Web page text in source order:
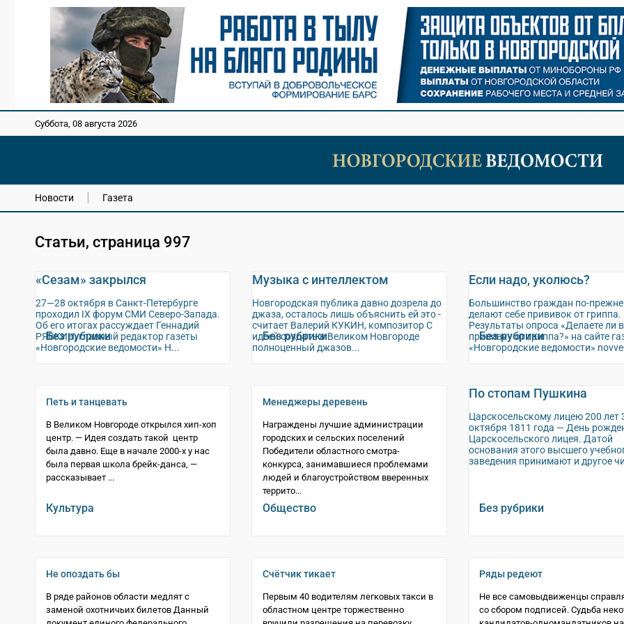
Суббота, 08 августа 2026
Новости Газета
Статьи, страница 997
«Сезам» закрылся
27—28 октября в Санкт-Петербурге
проходил IX форум СМИ Северо-Запада.
Об его итогах рассуждает Геннадий
РЯВКИН, главный редактор газеты
«Новгородские ведомости» Н...
Без рубрики
Музыка с интеллектом
Новгородская публика давно дозрела до
джаза, осталось лишь объяснить ей это -
считает Валерий КУКИН, композитор С
идеей создать в Великом Новгороде
полноценный джазов...
Без рубрики
Если надо, уколюсь?
Большинство граждан по-
делают себе прививок от гриппа.
Результаты опроса «Делаете ли
прививку от гриппа?» на сайте
«Новгородские ведомости»
Без рубрики
Петь и танцевать
В Великом Новгороде открылся хип-хоп
центр. — Идея создать такой центр
была давно. Еще в начале 2000-х у нас
была первая школа брейк-данса, —
рассказывает ...
Культура
Менеджеры деревень
Награждены лучшие администрации
городских и сельских поселений
Победители областного смотра-
конкурса, занимавшиеся проблемами
людей и благоустройством вверенных
террито...
Общество
По стопам Пушкина
Царскосельскому лицею 200 лет
октября 1811 года — День
Царскосельского лицея. Датой
основания этого высшего
заведения принимают и другое
Без рубрики
Не опоздать бы
В ряде районов области медлят с
заменой охотничьих билетов Данный
Счётчик тикает
Первым 40 водителям легковых такси в
областном центре торжественно
Ряды редеют
Не все самовыдвиженцы
со сбором подписей. Судьба